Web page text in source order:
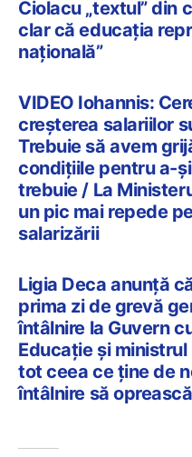
Ciolacu „textul” din
clar că educația
națională”
VIDEO Iohannis:
creșterea salariilor
Trebuie să avem
condițiile pentru a-
trebuie / La
un pic mai repede
salarizării
Ligia Deca anunță
prima zi de grevă
întâlnire la Guvern
Educație și
tot ceea ce ține de
întâlnire să